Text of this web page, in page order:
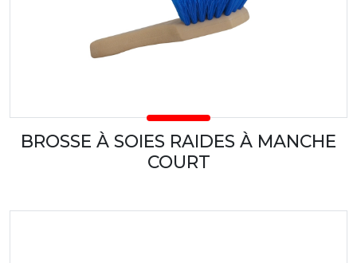
BROSSE À SOIES RAIDES À MANCHE
COURT